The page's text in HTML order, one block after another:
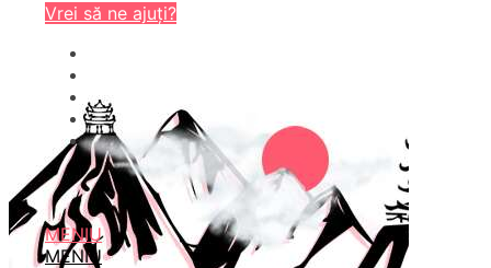
Vrei să ne ajuți?
MENIU
MENIU